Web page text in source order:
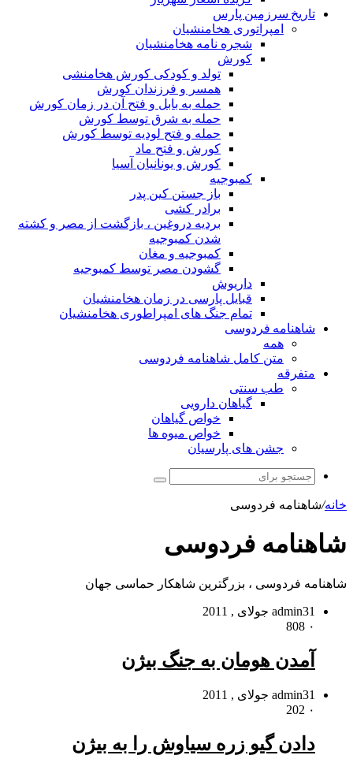
تاریخ سرزمین پارس
امپراتوری هخامنشیان
شجره نامه هخامنشیان
کورش
تولد و کودکی کورش هخامنشی
همسر و فرزندان کورش
حمله به بابل و فتح آن در زمان کورش
حمله به شرق توسط کورش
حمله و فتح لودیه توسط کورش
کورش و فتح ماد
کورش و یونانیان آسیا
کمبوجیه
باز جستن کین پدر
برادر کشی
بردیه دروغین ، بازگشت از مصر و کشته
شدن کمبوجیه
کمبوجیه و مغان
گشودن مصر توسط کمبوجیه
داریوش
قبایل پارسی در زمان هخامنشیان
تمام جنگ های امپراطوری هخامنشیان
شاهنامه فردوسی
همه
متن کامل شاهنامه فردوسی
متفرقه
طب سنتی
گیاهان دارویی
خواص گیاهان
خواص میوه ها
جشن های پارسیان
جستجو
خانه/شاهنامه فردوسی
شاهنامه فردوسی
شاهنامه فردوسی ، بزرگترین شاهکار حماسی جهان
admin31 جولای , 2011
۰
آمدن هومان به جنگ بیژن
admin31 جولای , 2011
۰
دادن گیو زره سیاوش را به بیژن